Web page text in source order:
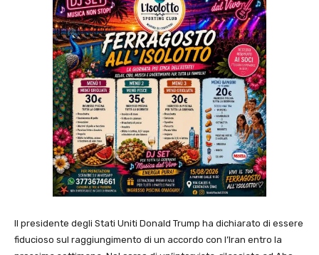
Il presidente degli Stati Uniti Donald Trump ha dichiarato di essere
fiducioso sul raggiungimento di un accordo con l’Iran entro la